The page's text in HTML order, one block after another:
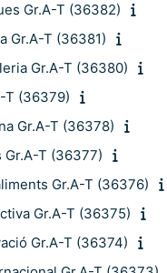
Gr.A-T (36382)
Gr.A-T (36381)
Gr.A-T (36380)
T (36379)
Gr.A-T (36378)
T (36377)
Gr.A-T (36376)
Gr.A-T (36375)
Gr.A-T (36374)